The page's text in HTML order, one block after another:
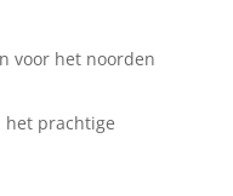
voor het noorden
het prachtige